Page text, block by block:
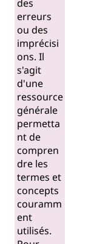
des
erreurs
ou des
imprécisi
ons. Il
s'agit
d'une
ressource
générale
permetta
nt de
compren
dre les
termes et
concepts
couramm
ent
utilisés.